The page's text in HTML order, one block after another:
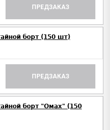
ПРЕДЗАКАЗ
борт (150 шт)
ПРЕДЗАКАЗ
борт "Омах" (150